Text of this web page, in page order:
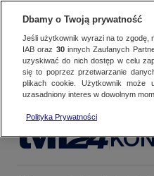
Dbamy o Twoją prywatność
Jeśli użytkownik wyrazi na to zgodę,
IAB oraz 30innych Zaufanych
uzyskiwać do nich dostęp w celu
się to poprzez przetwarzanie
plikach cookie. Użytkownik może
uzasadniony interes w dowolnym
Polityka Prywatności